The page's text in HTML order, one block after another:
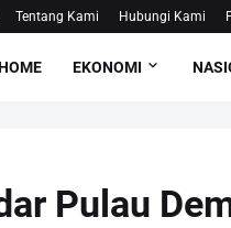
Tentang Kami Hubungi Kami
EKONOMI
Pulau